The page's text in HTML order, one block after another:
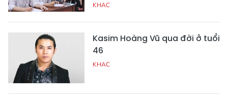
KHAC
Kasim Hoàng Vũ qua đời ở tuổi
46
KHAC